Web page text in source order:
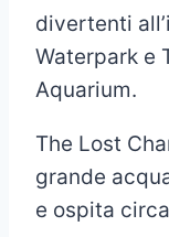
divertenti
Waterpark e
Aquarium.
The Lost
grande
e ospita